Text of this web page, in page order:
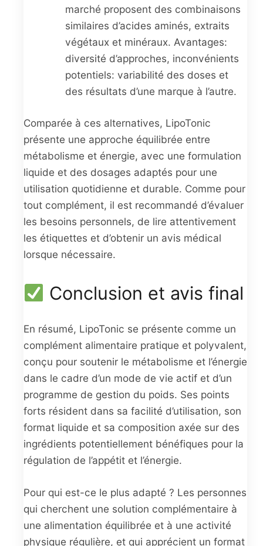
marché proposent des combinaisons
similaires d’acides aminés, extraits
végétaux et minéraux. Avantages:
diversité d’approches, inconvénients
potentiels: variabilité des doses et
des résultats d’une marque à l’autre.
Comparée à ces alternatives, LipoTonic
présente une approche équilibrée entre
métabolisme et énergie, avec une formulation
liquide et des dosages adaptés pour une
utilisation quotidienne et durable. Comme pour
tout complément, il est recommandé d’évaluer
les besoins personnels, de lire attentivement
les étiquettes et d’obtenir un avis médical
lorsque nécessaire.
Conclusion et avis final
En résumé, LipoTonic se présente comme un
complément alimentaire pratique et polyvalent,
conçu pour soutenir le métabolisme et l’énergie
dans le cadre d’un mode de vie actif et d’un
programme de gestion du poids. Ses points
forts résident dans sa facilité d’utilisation, son
format liquide et sa composition axée sur des
ingrédients potentiellement bénéfiques pour la
régulation de l’appétit et l’énergie.
Pour qui est-ce le plus adapté ? Les personnes
qui cherchent une solution complémentaire à
une alimentation équilibrée et à une activité
physique régulière, et qui apprécient un format